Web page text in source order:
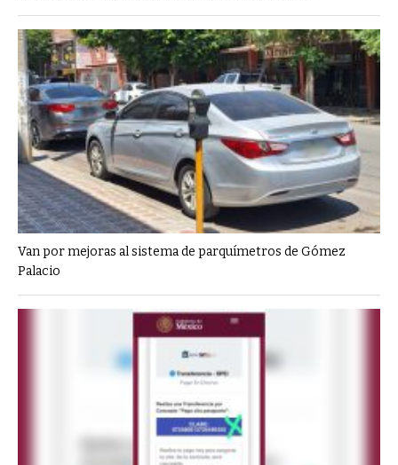
Van por mejoras al sistema de parquímetros de Gómez
Palacio